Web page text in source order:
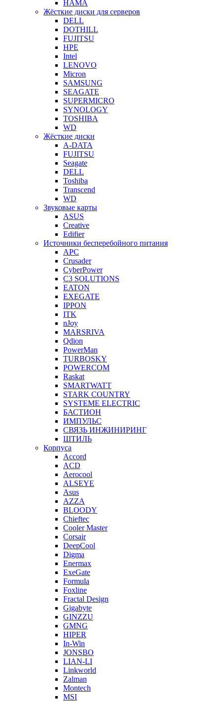
HAMA
Жёсткие диски для серверов
DELL
DOTHILL
FUJITSU
HPE
Intel
LENOVO
Micron
SAMSUNG
SEAGATE
SUPERMICRO
SYNOLOGY
TOSHIBA
WD
Жёсткие диски
A-DATA
FUJITSU
Seagate
DELL
Toshiba
Transcend
WD
Звуковые карты
ASUS
Creative
Edifier
Источники бесперебойного питания
APC
Crusader
CyberPower
C3 SOLUTIONS
EATON
EXEGATE
IPPON
ITK
nJoy
MARSRIVA
Qdion
PowerMan
TURBOSKY
POWERCOM
Raskat
SMARTWATT
STARK COUNTRY
SYSTEME ELECTRIC
БАСТИОН
ИМПУЛЬС
СВЯЗЬ ИНЖИНИРИНГ
ШТИЛЬ
Корпуса
Accord
ACD
Aerocool
ALSEYE
Asus
AZZA
BLOODY
Chieftec
Cooler Master
Corsair
DeepCool
Digma
Enermax
ExeGate
Formula
Foxline
Fractal Design
Gigabyte
GINZZU
GMNG
HIPER
In-Win
JONSBO
LIAN-LI
Linkworld
Zalman
Montech
MSI